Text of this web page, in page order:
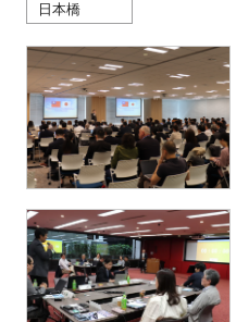
日本橋